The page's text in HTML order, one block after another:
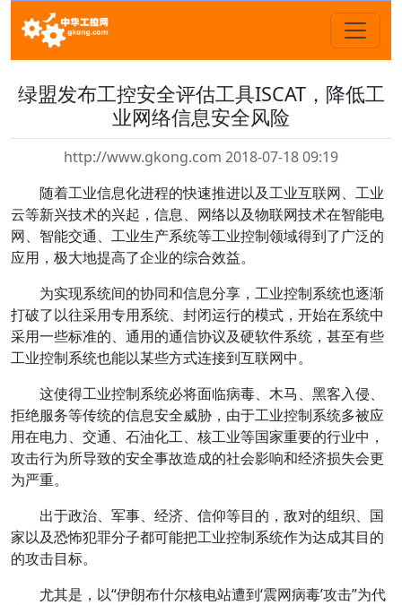
绿盟发布工控安全评估工具ISCAT，降低工
业网络信息安全风险
http://www.gkong.com 2018-07-18 09:19
随着工业信息化进程的快速推进以及工业互联网、工业
云等新兴技术的兴起，信息、网络以及物联网技术在智能电
网、智能交通、工业生产系统等工业控制领域得到了广泛的
应用，极大地提高了企业的综合效益。
为实现系统间的协同和信息分享，工业控制系统也逐渐
打破了以往采用专用系统、封闭运行的模式，开始在系统中
采用一些标准的、通用的通信协议及硬软件系统，甚至有些
工业控制系统也能以某些方式连接到互联网中。
这使得工业控制系统必将面临病毒、木马、黑客入侵、
拒绝服务等传统的信息安全威胁，由于工业控制系统多被应
用在电力、交通、石油化工、核工业等国家重要的行业中，
攻击行为所导致的安全事故造成的社会影响和经济损失会更
为严重。
出于政治、军事、经济、信仰等目的，敌对的组织、国
家以及恐怖犯罪分子都可能把工业控制系统作为达成其目的
的攻击目标。
尤其是，以“伊朗布什尔核电站遭到‘震网病毒’攻击”为代